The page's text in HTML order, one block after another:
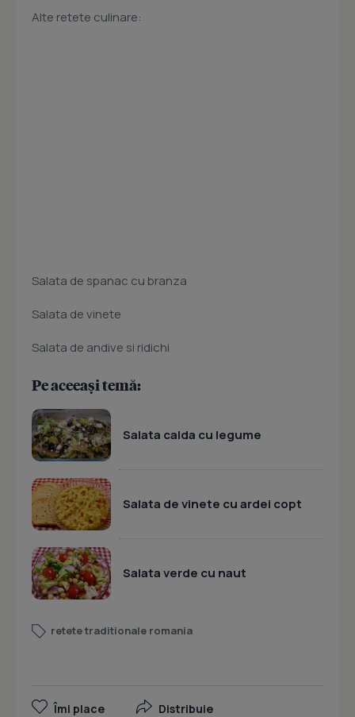
Alte retete culinare:
Salata de spanac cu branza
Salata de vinete
Salata de andive si ridichi
Pe aceeași temă:
Salata calda cu legume
Salata de vinete cu ardei copt
Salata verde cu naut
retete traditionale romania
Îmi place Distribuie